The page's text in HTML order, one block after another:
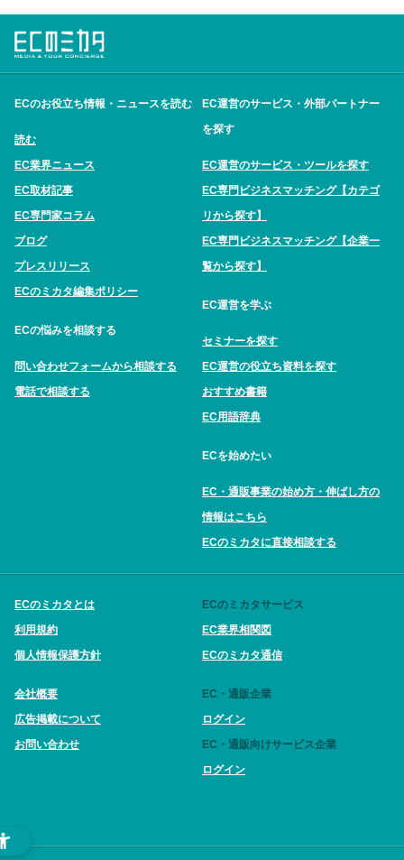
ECのお役立ち情報・ニュースを読む
読む
EC業界ニュース
EC取材記事
EC専門家コラム
ブログ
プレスリリース
ECのミカタ編集ポリシー
ECの悩みを相談する
問い合わせフォームから相談する
電話で相談する
EC運営のサービス・外部パートナー
を探す
EC運営のサービス・ツールを探す
EC専門ビジネスマッチング【カテゴ
リから探す】
EC専門ビジネスマッチング【企業一
覧から探す】
EC運営を学ぶ
セミナーを探す
EC運営の役立ち資料を探す
おすすめ書籍
EC用語辞典
ECを始めたい
EC・通販事業の始め方・伸ばし方の
情報はこちら
ECのミカタに直接相談する
ECのミカタとは
利用規約
個人情報保護方針
会社概要
広告掲載について
お問い合わせ
ECのミカタサービス
EC業界相関図
ECのミカタ通信
EC・通販企業
ログイン
EC・通販向けサービス企業
ログイン